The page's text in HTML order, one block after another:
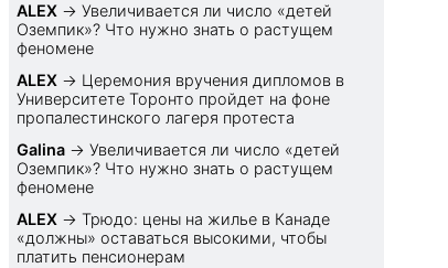
ALEX →Увеличивается ли число «детей
Оземпик»? Что нужно знать о растущем
феномене
ALEX → Церемония вручения дипломов в
Университете Торонто пройдет на фоне
пропалестинского лагеря протеста
Galina →Увеличивается ли число «детей
Оземпик»? Что нужно знать о растущем
феномене
ALEX →Трюдо: цены на жилье в Канаде
«должны» оставаться высокими, чтобы
платить пенсионерам